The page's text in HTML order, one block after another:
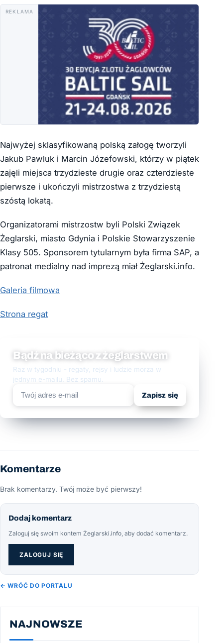
REKLAMA
Najwyżej sklasyfikowaną polską załogę tworzyli
Jakub Pawluk i Marcin Józefowski, którzy w piątek
zajęli miejsca trzydzieste drugie oraz czterdzieste
pierwsze i ukończyli mistrzostwa z trzydziestą
szóstą lokatą.
Organizatorami mistrzostw byli Polski Związek
Żeglarski, miasto Gdynia i Polskie Stowarzyszenie
Klasy 505. Sponsorem tytularnym była firma SAP, a
patronat medialny nad imprezą miał Żeglarski.info.
Galeria filmowa
Strona regat
Bądź na bieżąco z żeglarstwem
Raz w tygodniu - regaty, rejsy i ludzie morza w
jednym e-mailu. Bez spamu.
Zapisz się
Komentarze
Brak komentarzy. Twój może być pierwszy!
Dodaj komentarz
Zaloguj się swoim kontem Żeglarski.info, aby dodać komentarz.
ZALOGUJ SIĘ
← WRÓĆ DO PORTALU
NAJNOWSZE